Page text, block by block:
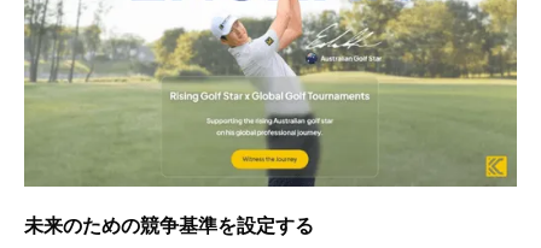
未来のための競争基準を設定する